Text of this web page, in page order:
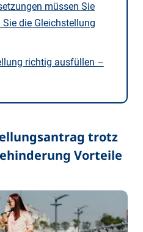
müssen Sie
die Gleichstellung
richtig ausfüllen –
trotz
Vorteile